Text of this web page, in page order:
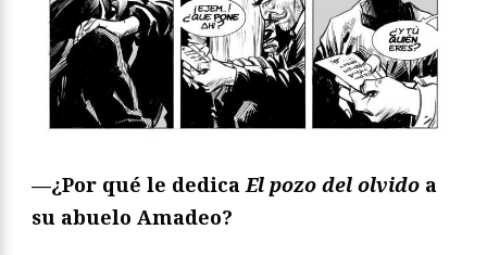
—¿Por qué le dedicaEl pozo del olvido a
su abuelo Amadeo?